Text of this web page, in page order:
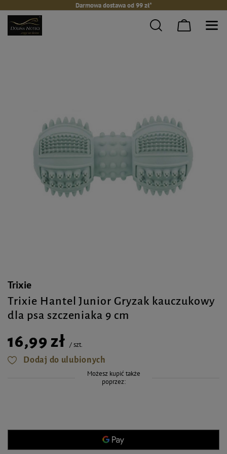
Darmowa dostawa od 99 zł*
Trixie
Trixie Hantel Junior Gryzak kauczukowy
dla psa szczeniaka 9 cm
16,99 zł /szt.
Dodaj do ulubionych
Możesz kupić także
poprzez: